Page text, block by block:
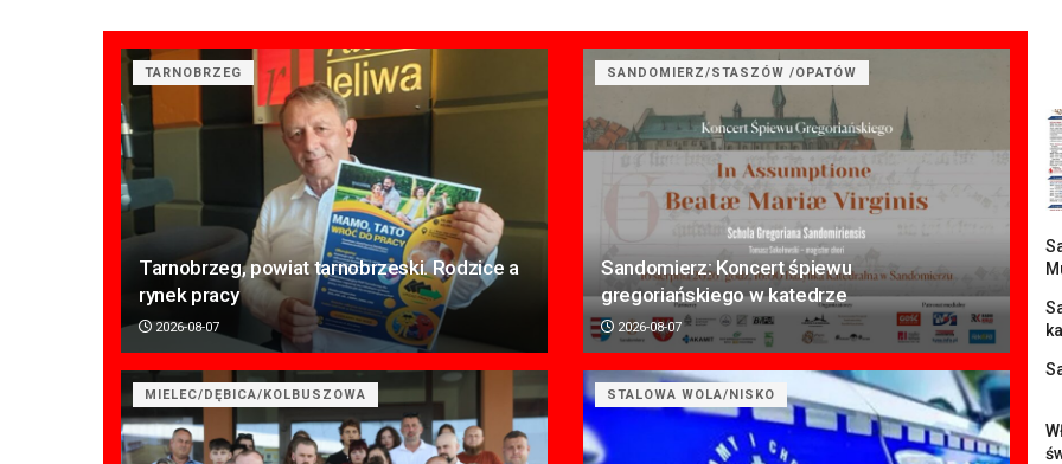
TARNOBRZEG
Tarnobrzeg, powiat tarnobrzeski. Rodzice a
rynek pracy
2026-08-07
SANDOMIERZ/STASZÓW /OPATÓW
Sandomierz: Koncert śpiewu
gregoriańskiego w katedrze
2026-08-07
MIELEC/DĘBICA/KOLBUSZOWA STALOWA WOLA/NISKO